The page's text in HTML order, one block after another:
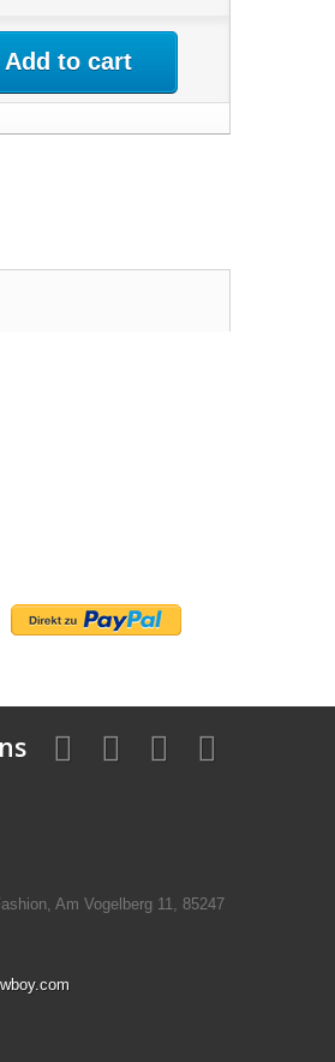
Add to cart
Am Vogelberg 11, 85247